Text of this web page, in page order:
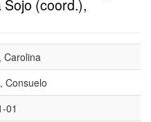
(coord.),
Carolina
Consuelo
01